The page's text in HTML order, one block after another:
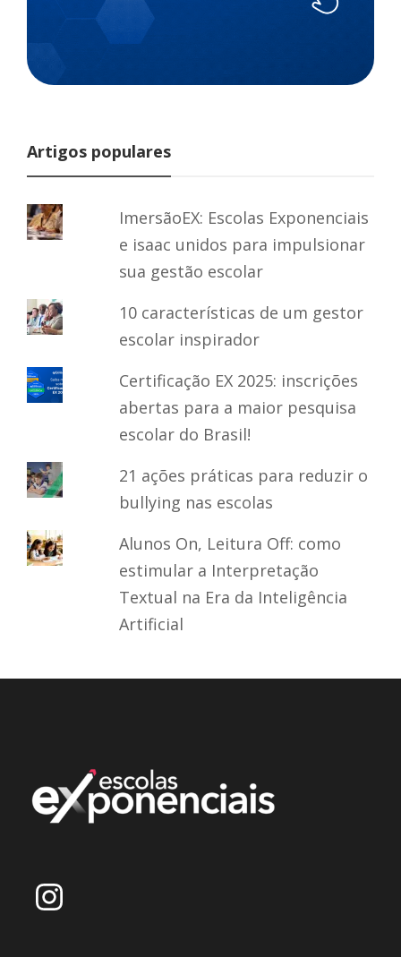
Artigos populares
ImersãoEX: Escolas Exponenciais
e isaac unidos para impulsionar
sua gestão escolar
10 características de um gestor
escolar inspirador
Certificação EX 2025: inscrições
abertas para a maior pesquisa
escolar do Brasil!
21 ações práticas para reduzir o
bullying nas escolas
Alunos On, Leitura Off: como
estimular a Interpretação
Textual na Era da Inteligência
Artificial